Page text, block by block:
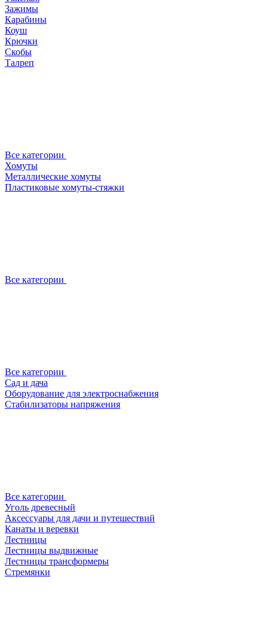
Зажимы
Карабины
Коуш
Крючки
Скобы
Талреп
Все категории
Хомуты
Металлические хомуты
Пластиковые хомуты-стяжки
Все категории
Все категории
Сад и дача
Оборудование для электроснабжения
Стабилизаторы напряжения
Все категории
Уголь древесный
Аксессуары для дачи и путешествий
Канаты и веревки
Лестницы
Лестницы выдвижные
Лестницы трансформеры
Стремянки